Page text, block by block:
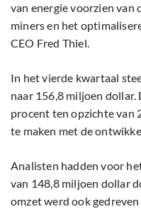
van energie voorzien van
miners en het
CEO Fred Thiel.
In het vierde kwartaal
naar 156,8 miljoen
procent ten opzichte van
te maken met de
Analisten hadden voor
van 148,8 miljoen dollar
omzet werd ook